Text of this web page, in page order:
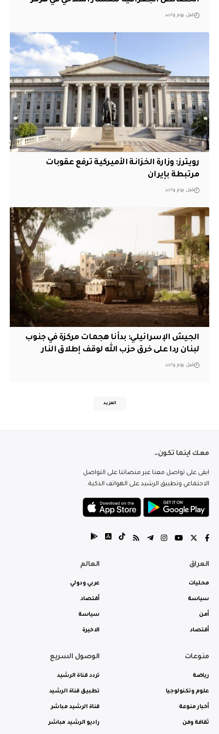
قبل يوم واحد
‏رويترز: وزارة الخزانة الأميركية ترفع عقوبات
مرتبطة بإيران
قبل يوم واحد
الجيش الإسرائيلي: بدأنا هجمات مركزة في جنوب
لبنان ردا على خرق حزب الله لوقف إطلاق النار
قبل يوم واحد
المزيد
معك اينما تكون..
ابقى على تواصل معنا عبر منصاتنا على التواصل
الاجتماعي وتطبيق الرشيد على الهواتف الذكية.
العراق
محليات
سياسة
أمن
أقتصاد
العالم
عربي ودولي
أقتصاد
سياسة
الاخيرة
منوعات
رياضة
علوم وتكنولوجيا
أخبار منوعة
ثقافة وفن
الوصول السريع
تردد قناة الرشيد
تطبيق قناة الرشيد
قناة الرشيد مباشر
راديو الرشيد مباشر